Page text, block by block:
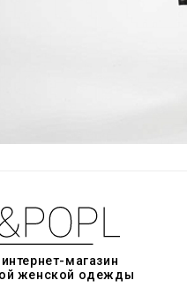
интернет-магазин
женской одежды